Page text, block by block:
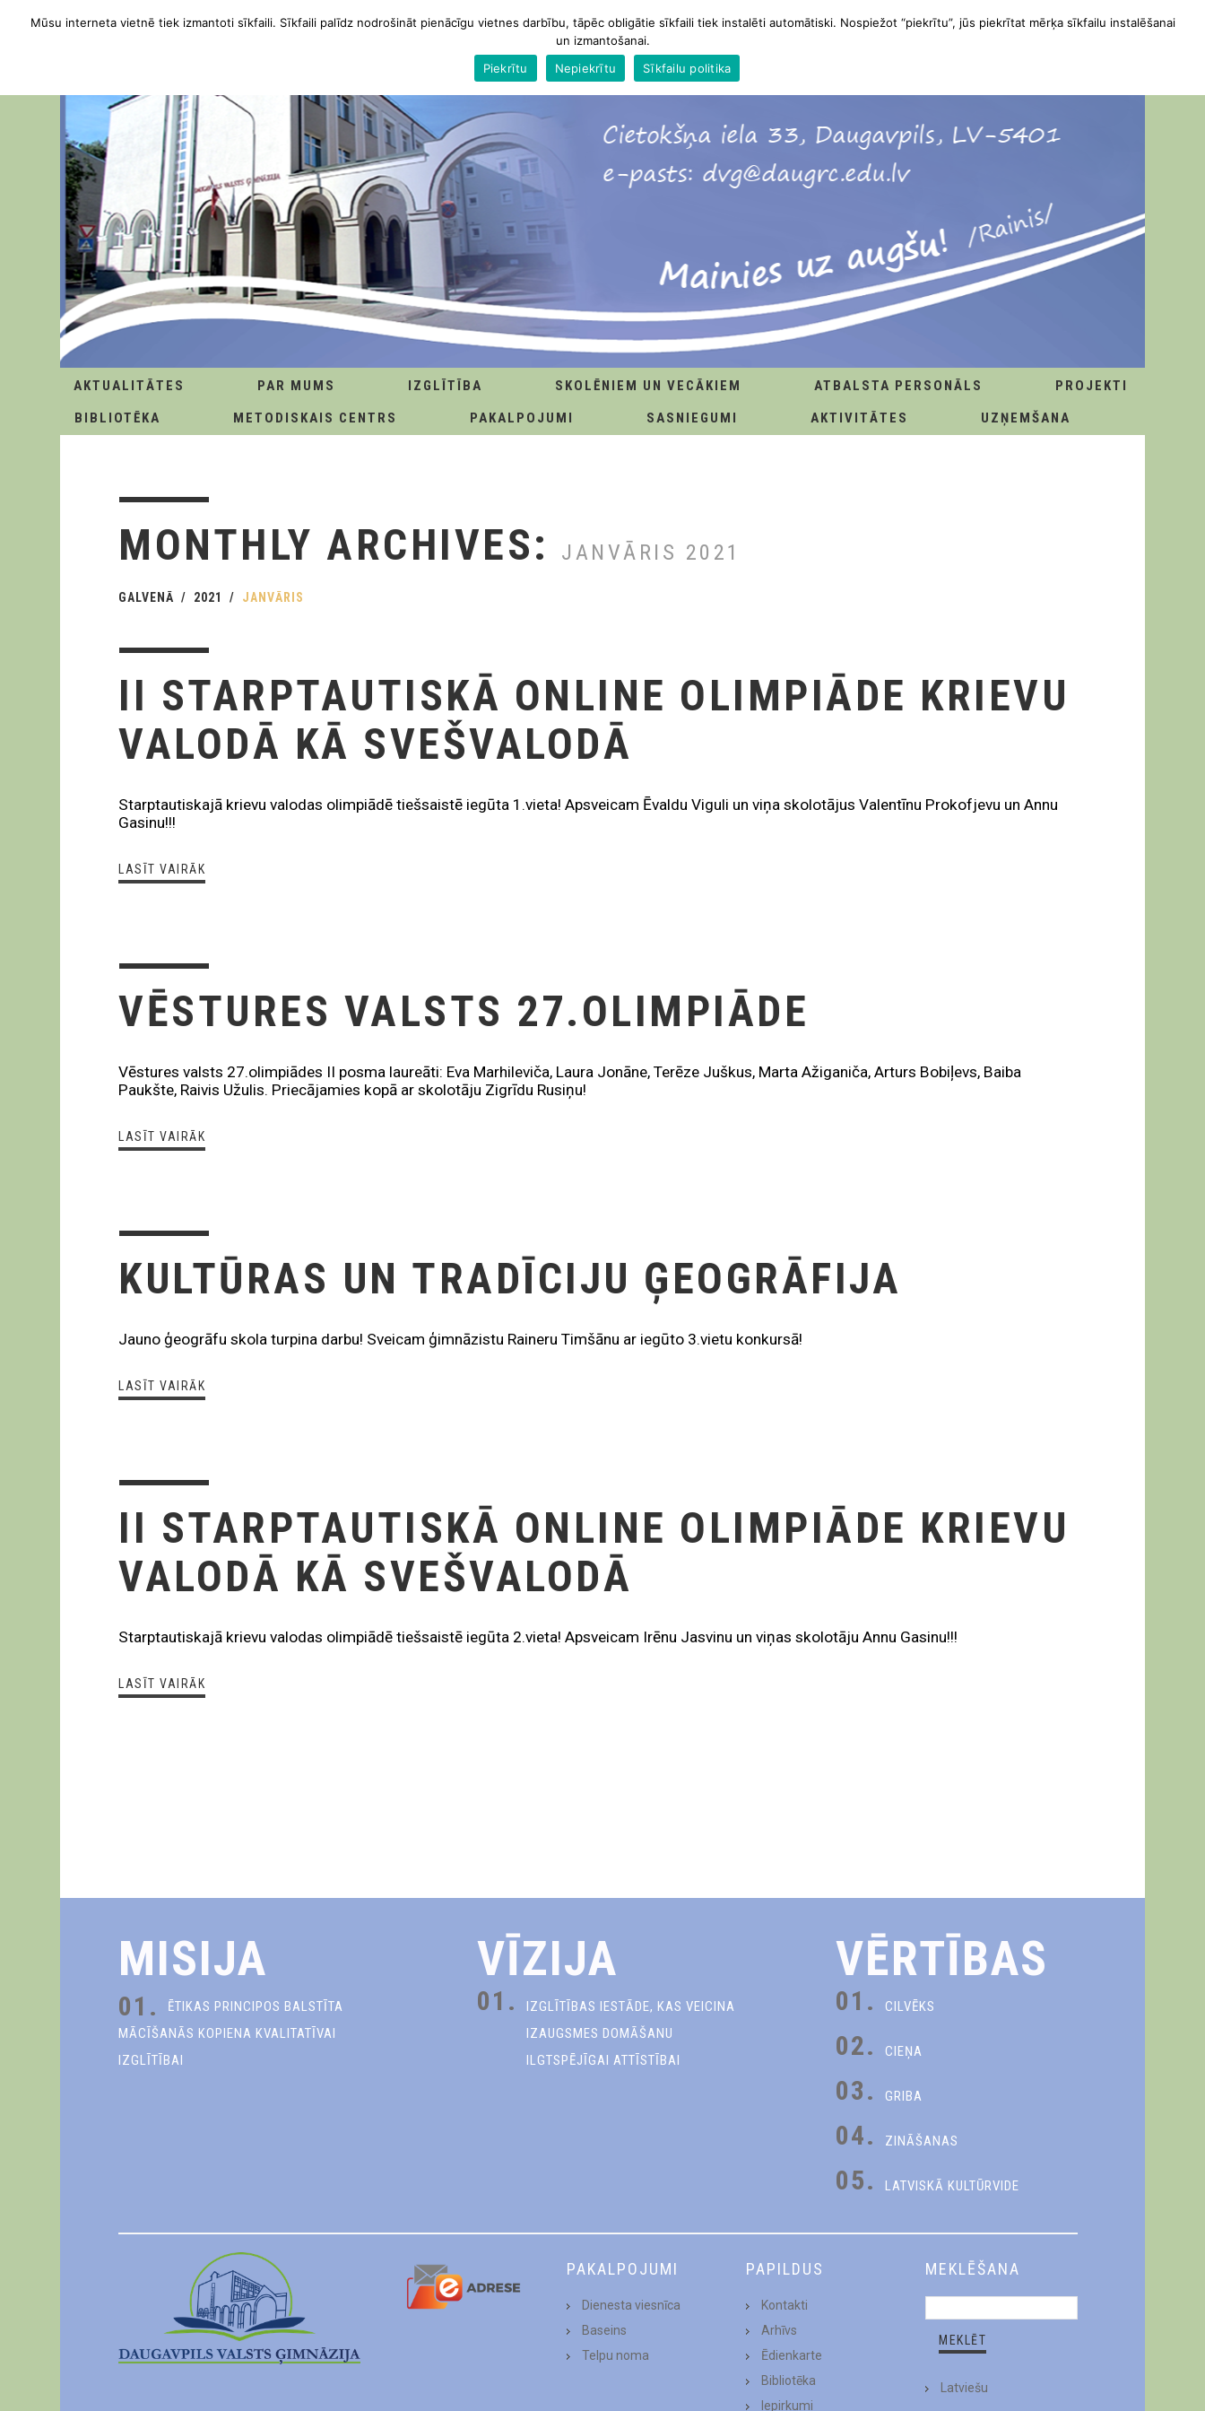
AKTUALITĀTES PAR MUMS IZGLĪTĪBA SKOLĒNIEM UN VECĀKIEM ATBALSTA PERSONĀLS
PROJEKTI
BIBLIOTĒKA
METODISKAIS CENTRS PAKALPOJUMI SASNIEGUMI AKTIVITĀTES UZŅEMŠANA
MONTHLY ARCHIVES: JANVĀRIS 2021
GALVENĀ 2021 JANVĀRIS
II STARPTAUTISKĀ ONLINE OLIMPIĀDE KRIEVU
VALODĀ KĀ SVEŠVALODĀ
Starptautiskajā krievu valodas olimpiādē tiešsaistē iegūta 1.vieta! Apsveicam Ēvaldu Viguli un viņa skolotājus Valentīnu Prokofjevu un Annu
Gasinu!!!
LASĪT VAIRĀK
VĒSTURES VALSTS 27.OLIMPIĀDE
Vēstures valsts 27.olimpiādes II posma laureāti: Eva Marhileviča, Laura Jonāne, Terēze Juškus, Marta Ažiganiča, Arturs Bobiļevs, Baiba
Paukšte, Raivis Užulis. Priecājamies kopā ar skolotāju Zigrīdu Rusiņu!
LASĪT VAIRĀK
KULTŪRAS UN TRADĪCIJU ĢEOGRĀFIJA
Jauno ģeogrāfu skola turpina darbu! Sveicam ģimnāzistu Raineru Timšānu ar iegūto 3.vietu konkursā!
LASĪT VAIRĀK
II STARPTAUTISKĀ ONLINE OLIMPIĀDE KRIEVU
VALODĀ KĀ SVEŠVALODĀ
Starptautiskajā krievu valodas olimpiādē tiešsaistē iegūta 2.vieta! Apsveicam Irēnu Jasvinu un viņas skolotāju Annu Gasinu!!!
LASĪT VAIRĀK
MISIJA
01.
ĒTIKAS PRINCIPOS BALSTĪTA
MĀCĪŠANĀS KOPIENA KVALITATĪVAI
IZGLĪTĪBAI
VĪZIJA
01.
IZGLĪTĪBAS IESTĀDE, KAS VEICINA
IZAUGSMES DOMĀŠANU
ILGTSPĒJĪGAI ATTĪSTĪBAI
VĒRTĪBAS
01. CILVĒKS
02. CIEŅA
03. GRIBA
04. ZINĀŠANAS
05. LATVISKĀ KULTŪRVIDE
PAKALPOJUMI
Dienesta viesnīca
Baseins
Telpu noma
PAPILDUS
Kontakti
Arhīvs
Ēdienkarte
Bibliotēka
Iepirkumi
MEKLĒŠANA
Latviešu
Mūsu interneta vietnē tiek izmantoti sīkfaili. Sīkfaili palīdz nodrošināt pienācīgu vietnes darbību, tāpēc obligātie sīkfaili tiek instalēti automātiski. Nospiežot “piekrītu”, jūs piekrītat mērķa sīkfailu instalēšanai
un izmantošanai.
Piekrītu
Nepiekrītu Sīkfailu politika